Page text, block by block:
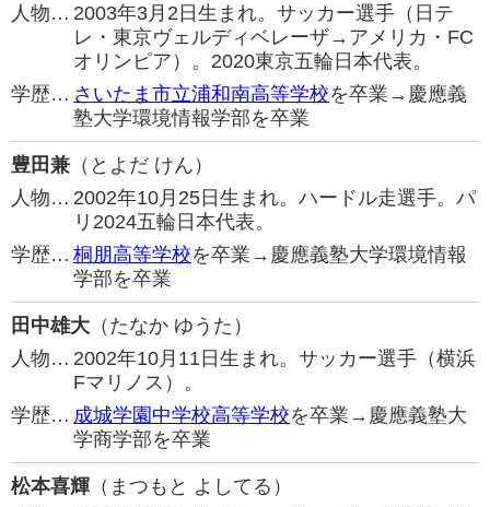
人物… 2003年3月2日生まれ。サッカー選手（日テ
レ・東京ヴェルディベレーザ→アメリカ・FC
オリンピア）。2020東京五輪日本代表。
学歴… さいたま市立浦和南高等学校を卒業→慶應義
塾大学環境情報学部を卒業
豊田兼 （とよだ けん）
人物… 2002年10月25日生まれ。ハードル走選手。パ
リ2024五輪日本代表。
学歴… 桐朋高等学校を卒業→慶應義塾大学環境情報
学部を卒業
田中雄大 （たなか ゆうた）
人物… 2002年10月11日生まれ。サッカー選手（横浜
Fマリノス）。
学歴… 成城学園中学校高等学校を卒業→慶應義塾大
学商学部を卒業
松本喜輝 （まつもと よしてる）